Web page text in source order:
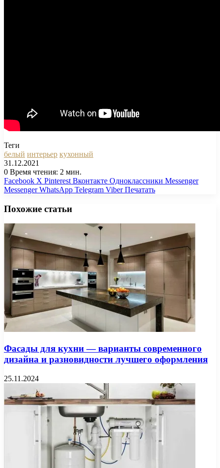
Теги
белый интерьер кухонный
31.12.2021
0 Время чтения: 2 мин.
Facebook X Pinterest Вконтакте Одноклассники Messenger
Messenger WhatsApp Telegram Viber Печатать
Похожие статьи
Фасады для кухни — варианты современного
дизайна и разновидности лучшего оформления
25.11.2024